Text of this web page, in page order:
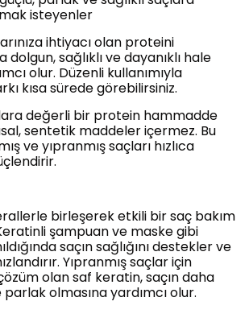
isteyenler
ihtiyacı olan proteini
sağlıklı ve dayanıklı hale
olur. Düzenli kullanımıyla
kısa sürede görebilirsiniz.
değerli bir protein hammadde
sentetik maddeler içermez. Bu
ve yıpranmış saçları hızlıca
birleşerek etkili bir saç bakım
şampuan ve maske gibi
saçın sağlığını destekler ve
Yıpranmış saçlar için
olan saf keratin, saçın daha
parlak olmasına yardımcı olur.